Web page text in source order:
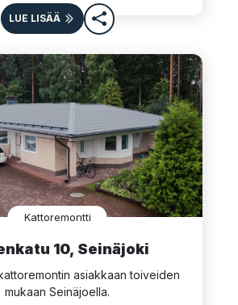
LUE LISÄÄ
Kattoremontti
10, Seinäjoki
asiakkaan toiveiden
mukaan Seinäjoella.